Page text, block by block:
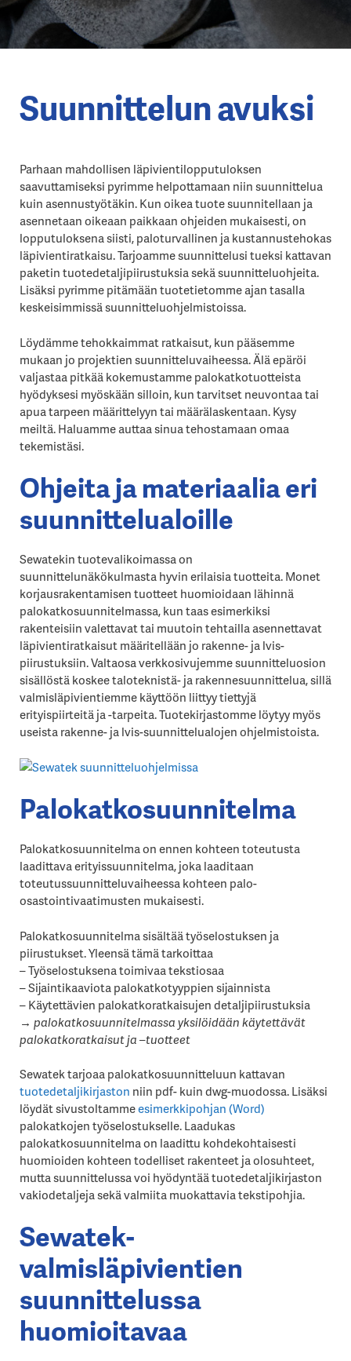
Suunnittelun avuksi
Parhaan mahdollisen läpivientilopputuloksen
saavuttamiseksi pyrimme helpottamaan niin suunnittelua
kuin asennustyötäkin. Kun oikea tuote suunnitellaan ja
asennetaan oikeaan paikkaan ohjeiden mukaisesti, on
lopputuloksena siisti, paloturvallinen ja kustannustehokas
läpivientiratkaisu. Tarjoamme suunnittelusi tueksi kattavan
paketin tuotedetaljipiirustuksia sekä suunnitteluohjeita.
Lisäksi pyrimme pitämään tuotetietomme ajan tasalla
keskeisimmissä suunnitteluohjelmistoissa.
Löydämme tehokkaimmat ratkaisut, kun pääsemme
mukaan jo projektien suunnitteluvaiheessa. Älä epäröi
valjastaa pitkää kokemustamme palokatkotuotteista
hyödyksesi myöskään silloin, kun tarvitset neuvontaa tai
apua tarpeen määrittelyyn tai määrälaskentaan. Kysy
meiltä. Haluamme auttaa sinua tehostamaan omaa
tekemistäsi.
Ohjeita ja materiaalia eri
suunnittelualoille
Sewatekin tuotevalikoimassa on
suunnittelunäkökulmasta hyvin erilaisia tuotteita. Monet
korjausrakentamisen tuotteet huomioidaan lähinnä
palokatkosuunnitelmassa, kun taas esimerkiksi
rakenteisiin valettavat tai muutoin tehtailla asennettavat
läpivientiratkaisut määritellään jo rakenne- ja lvis-
piirustuksiin. Valtaosa verkkosivujemme suunnitteluosion
sisällöstä koskee taloteknistä- ja rakennesuunnittelua, sillä
valmisläpivientiemme käyttöön liittyy tiettyjä
erityispiirteitä ja -tarpeita. Tuotekirjastomme löytyy myös
useista rakenne- ja lvis-suunnittelualojen ohjelmistoista.
Palokatkosuunnitelma
Palokatkosuunnitelma on ennen kohteen toteutusta
laadittava erityissuunnitelma, joka laaditaan
toteutussuunnitteluvaiheessa kohteen palo-
osastointivaatimusten mukaisesti.
Palokatkosuunnitelma sisältää työselostuksen ja
piirustukset. Yleensä tämä tarkoittaa
– Työselostuksena toimivaa tekstiosaa
– Sijaintikaaviota palokatkotyyppien sijainnista
– Käytettävien palokatkoratkaisujen detaljipiirustuksia
→ palokatkosuunnitelmassa yksilöidään käytettävät
palokatkoratkaisut ja –tuotteet
Sewatek tarjoaa palokatkosuunnitteluun kattavan
tuotedetaljikirjaston niin pdf- kuin dwg-muodossa. Lisäksi
löydät sivustoltammeesimerkkipohjan (Word)
palokatkojen työselostukselle. Laadukas
palokatkosuunnitelma on laadittu kohdekohtaisesti
huomioiden kohteen todelliset rakenteet ja olosuhteet,
mutta suunnittelussa voi hyödyntää tuotedetaljikirjaston
vakiodetaljeja sekä valmiita muokattavia tekstipohjia.
Sewatek-
valmisläpivientien
suunnittelussa
huomioitavaa